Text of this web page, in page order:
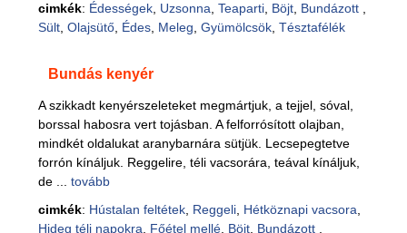
cimkék: Édességek, Uzsonna Teaparti, Böjt, Bundázott
Sült, Olajsütő, Édes, Meleg Gyümölcsök, Tésztafélék
Bundás kenyér
A szikkadt kenyérszeleteket megmártjuk, a tejjel, sóval,
borssal habosra vert tojásban. A felforrósított olajban,
mindkét oldalukat aranybarnára sütjük. Lecsepegtetve
forrón kínáljuk. Reggelire, téli vacsorára, teával kínáljuk,
de ... tovább
cimkék: Hústalan feltétek, Reggeli, Hétköznapi vacsora
Hideg téli napokra
Főétel mellé, Böjt, Bundázott